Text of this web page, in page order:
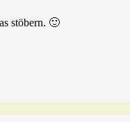
stöbern. 🙂